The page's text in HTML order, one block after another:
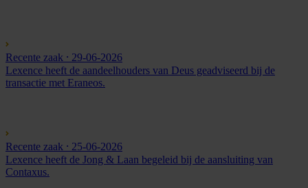
Recente zaak ⸱ 29-06-2026
Lexence heeft de aandeelhouders van Deus geadviseerd bij de
transactie met Eraneos.
Recente zaak ⸱ 25-06-2026
Lexence heeft de Jong & Laan begeleid bij de aansluiting van
Contaxus.